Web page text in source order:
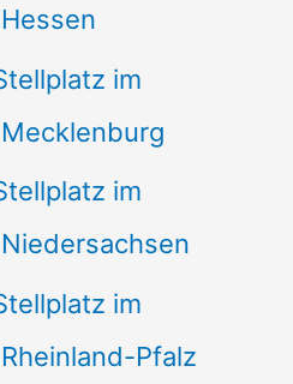
im
im
im
Pfalz